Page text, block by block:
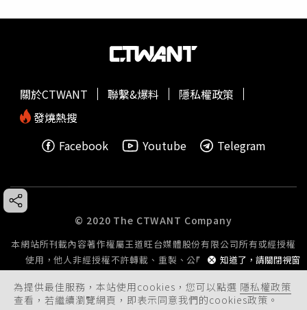
為提供最佳服務，本站使用cookies，您可以點選 隱私權政策
查看，若繼續瀏覽網頁，即表示同意我們的cookies政策。
知道了，請關閉視窗
關於CTWANT 聯繫&爆料
隱私權政策
發燒熱搜
Facebook
Youtube Telegram
© 2020 The CTWANT Company
本網站所刊載內容著作權屬王道旺台媒體股份有限公司所有或經授權
使用，他人非經授權不許轉載、重製、公開播送或公開傳輸。